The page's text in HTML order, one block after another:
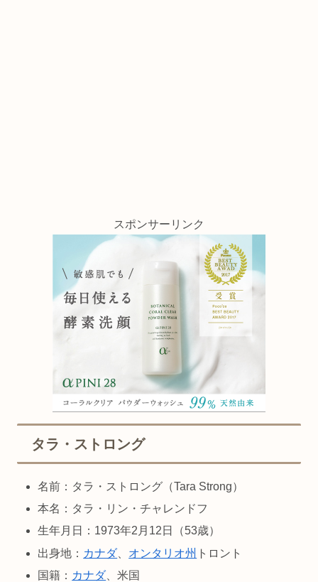
スポンサーリンク
タラ・ストロング
名前：タラ・ストロング（Tara Strong）
本名：タラ・リン・チャレンドフ
生年月日：1973年2月12日（53歳）
出身地： カナダ、 オンタリオ州 トロント
国籍： カナダ、米国